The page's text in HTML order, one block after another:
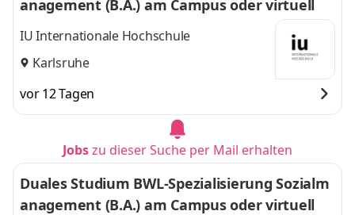
anagement (B.A.) am Campus oder virtuell
IU Internationale Hochschule
Karlsruhe
vor 12 Tagen
Jobszu dieser Suche per Mail erhalten
Duales Studium BWL-Spezialisierung Sozialm
anagement (B.A.) am Campus oder virtuell